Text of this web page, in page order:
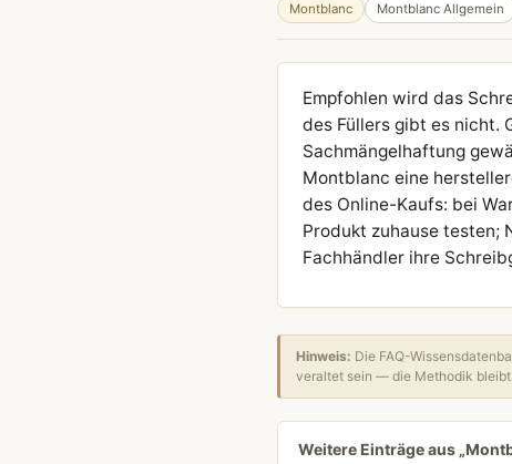
Montblanc Montblanc Allgemein
Empfohlen wird das
des Füllers gibt es nicht.
Sachmängelhaftung
Montblanc eine
des Online-Kaufs: bei
Produkt zuhause testen;
Fachhändler ihre
Hinweis: Die FAQ-
veraltet sein — die Methodik
Weitere Einträge aus